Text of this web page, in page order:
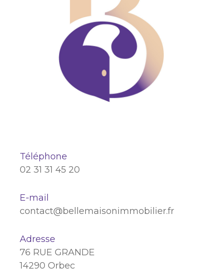
Téléphone
02 31 31 45 20
E-mail
contact@bellemaisonimmobilier.fr
Adresse
76 RUE GRANDE
14290 Orbec